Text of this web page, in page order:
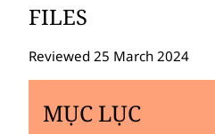
FILES
Reviewed 25 March 2024
MỤC LỤC